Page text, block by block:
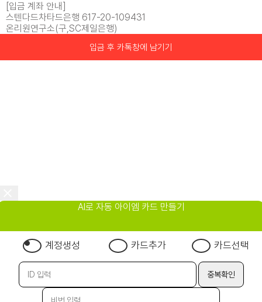
[입금 계좌 안내]
스텐다드차타드은행 617-20-109431
온리원연구소(구,SC제일은행)
입금 후 카톡창에 남기기
AI로 자동 아이엠 카드 만들기
계정생성 카드추가 카드선택